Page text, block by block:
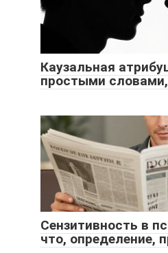
Каузальная
простыми
Сензитивность в
что, определение,